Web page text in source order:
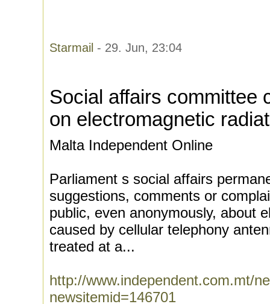
Starmail - 29. Jun, 23:04
Social affairs committee
on electromagnetic
Malta Independent Online
Parliament s social affairs
suggestions, comments or
public, even anonymously, about
caused by cellular telephony
treated at a...
http://www.independent.com.mt/
newsitemid=146701